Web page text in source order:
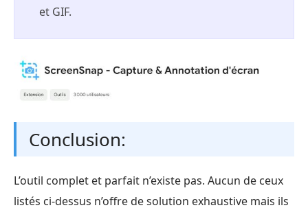
et GIF.
Conclusion:
L’outil complet et parfait n’existe pas. Aucun de ceux
listés ci-dessus n’offre de solution exhaustive mais ils